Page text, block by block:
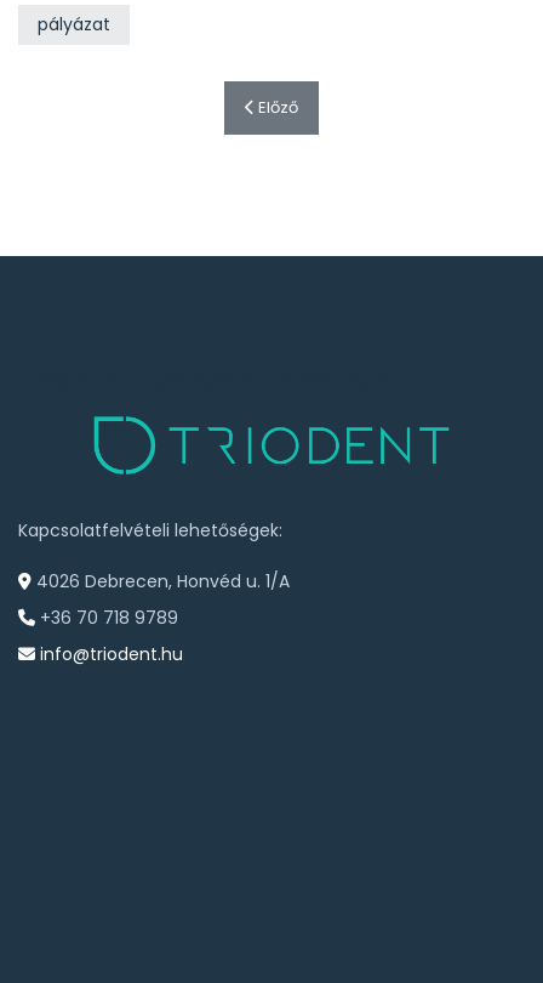
pályázat
Előző cikk: Erdélyi-Dent Fogorvosi
Előző
Kapcsolatfelvételi lehetőségek:
4026 Debrecen, Honvéd u. 1/A
+36 70 718 9789
info@triodent.hu